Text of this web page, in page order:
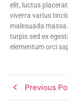
elit, luctus
viverra varius
malesuada
turpis sed ex
elementum orci
Previous